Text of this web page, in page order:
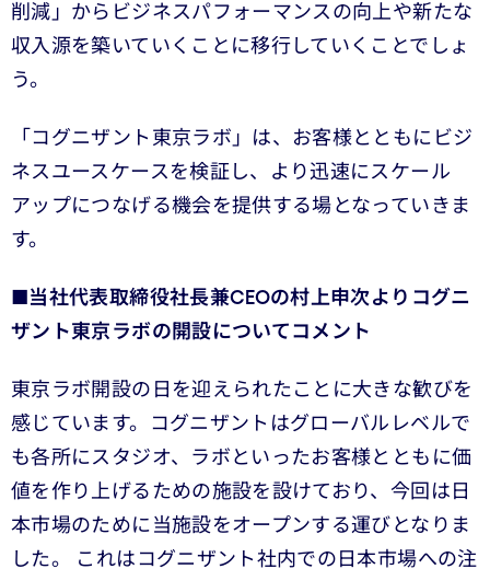
削減」からビジネスパフォーマンスの向上や新たな
収入源を築いていくことに移行していくことでしょ
う。
「コグニザント東京ラボ」は、お客様とともにビジ
ネスユースケースを検証し、より迅速にスケール
アップにつなげる機会を提供する場となっていきま
す。
■当社代表取締役社長兼CEOの村上申次よりコグニ
ザント東京ラボの開設についてコメント
東京ラボ開設の日を迎えられたことに大きな歓びを
感じています。コグニザントはグローバルレベルで
も各所にスタジオ、ラボといったお客様とともに価
値を作り上げるための施設を設けており、今回は日
本市場のために当施設をオープンする運びとなりま
した。 これはコグニザント社内での日本市場への注